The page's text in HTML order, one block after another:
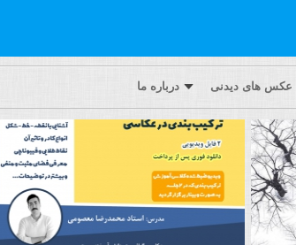
عکس های دیدنی درباره ما